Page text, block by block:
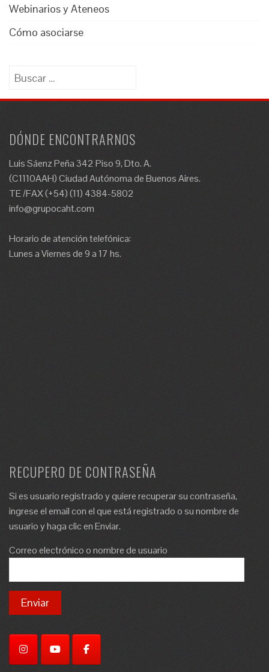
Webinarios y Ateneos
Cómo asociarse
Buscar:
DÓNDE ENCONTRARNOS
Luis Sáenz Peña 342 Piso 9, Dto. A.
(C1110AAH) Ciudad Autónoma de Buenos Aires.
TE /FAX (+54) (11) 4384-5802
info@grupocaht.com
Horario de atención telefónica:
Lunes a Viernes de 9 a 17 hs.
RECUPERO DE CONTRASEÑA
Si es usuario registrado y quiere recuperar su contraseña,
ingrese el email con el que está registrado o su nombre de
usuario y haga clic en Enviar.
Correo electrónico o nombre de usuario